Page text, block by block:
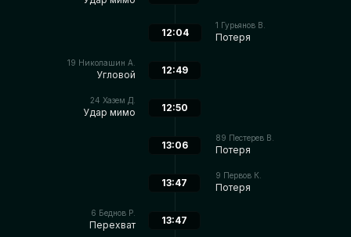
1 Гурьянов В.
Потеря
12:04
19 Николашин А.
Угловой 12:49
24 Хазем Д.
Удар мимо 12:50
89 Пестерев В.
Потеря
13:06
9 Первов К.
Потеря
13:47
6 Беднов Р.
Перехват 13:47